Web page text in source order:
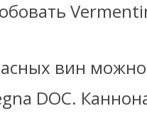
вин
DOC.